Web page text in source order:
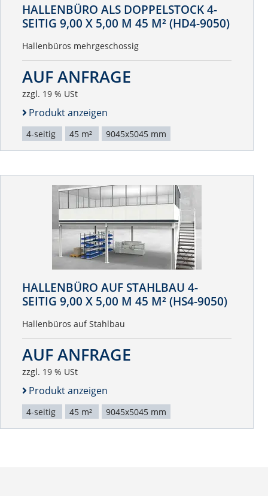
HALLENBÜRO ALS DOPPELSTOCK 4-
SEITIG 9,00 X 5,00 M 45 M² (HD4-9050)
Hallenbüros mehrgeschossig
AUF ANFRAGE
zzgl. 19 % USt
Produkt anzeigen
4-seitig 45 m² 9045x5045 mm
HALLENBÜRO AUF STAHLBAU 4-
SEITIG 9,00 X 5,00 M 45 M² (HS4-9050)
Hallenbüros auf Stahlbau
AUF ANFRAGE
zzgl. 19 % USt
Produkt anzeigen
4-seitig 45 m² 9045x5045 mm